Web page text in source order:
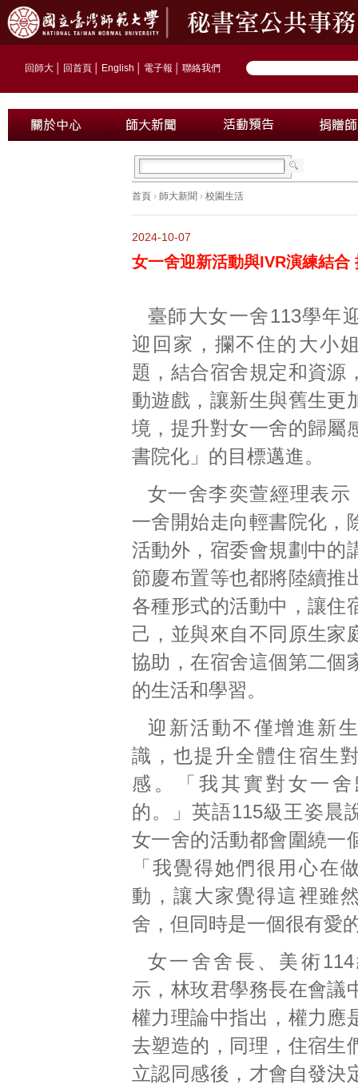
回師大 回首頁 English 電子報 聯絡我們
首頁 › 師大新聞 › 校園生活
2024-10-07
女一舍迎新活動與IVR演練結合
臺師大女一舍113學年
迎回家，攔不住的大小
題，結合宿舍規定和資源
動遊戲，讓新生與舊生更
境，提升對女一舍的歸屬
書院化」的目標邁進。
女一舍李奕萱經理表示
一舍開始走向輕書院化，
活動外，宿委會規劃中的
節慶布置等也都將陸續推
各種形式的活動中，讓住
己，並與來自不同原生家
協助，在宿舍這個第二個
的生活和學習。
迎新活動不僅增進新
識，也提升全體住宿生
感。「我其實對女一
的。」英語115級王姿晨
女一舍的活動都會圍繞一
「我覺得她們很用心在
動，讓大家覺得這裡雖
舍，但同時是一個很有愛
女一舍舍長、美術
示，林玫君學務長在會議
權力理論中指出，權力應
去塑造的，同理，住宿生
立認同感後，才會自發決